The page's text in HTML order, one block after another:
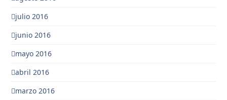
julio 2016
junio 2016
mayo 2016
abril 2016
marzo 2016